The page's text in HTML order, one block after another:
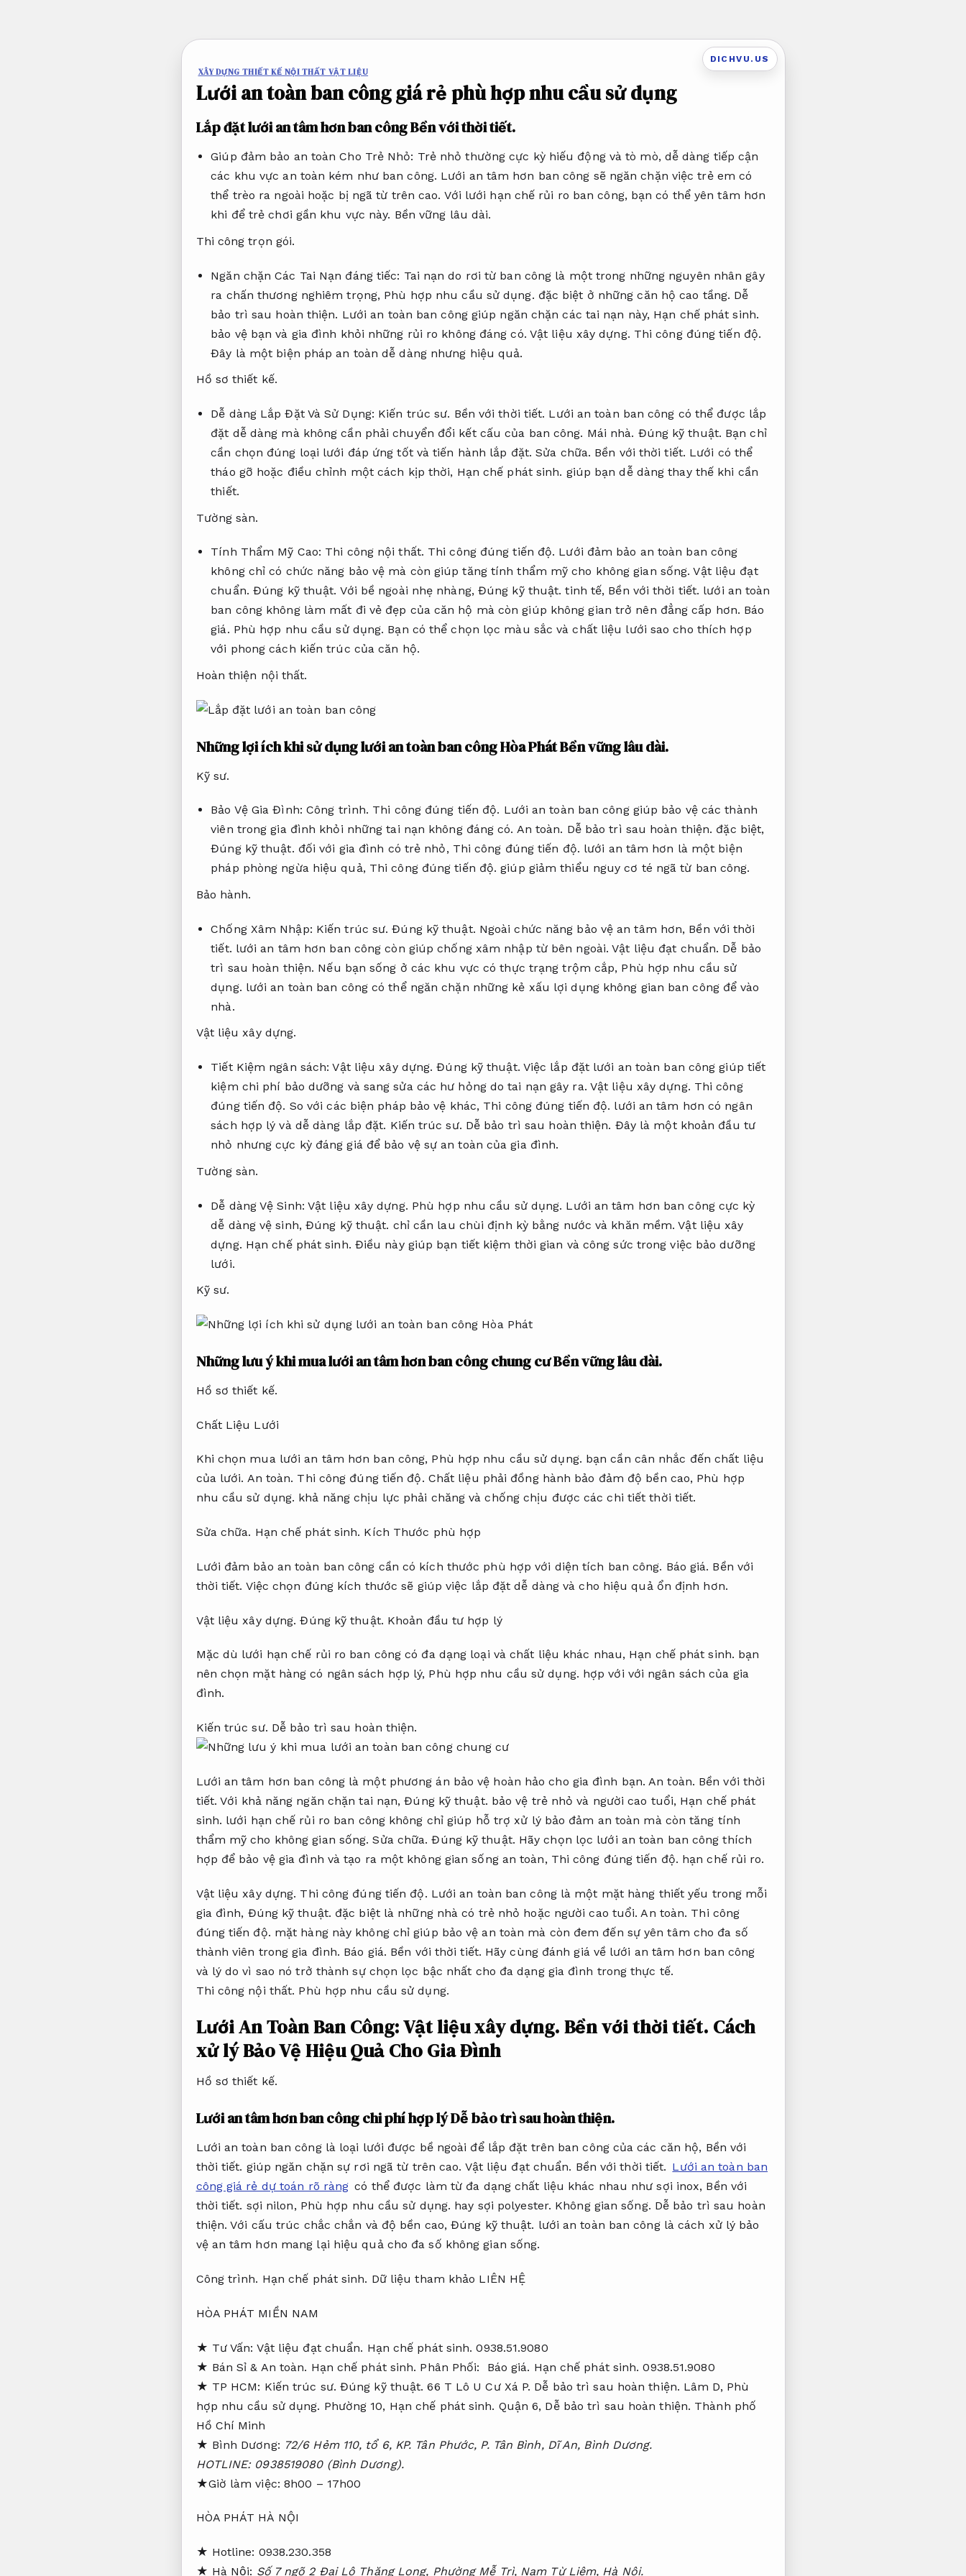
DICHVU.US
XÂY DỰNG THIẾT KẾ NỘI THẤT VẬT LIỆU
Lưới an toàn ban công giá rẻ phù hợp nhu cầu sử dụng
Lắp đặt lưới an tâm hơn ban côngBền với thời tiết.
Giúp đảm bảo an toàn Cho Trẻ Nhỏ: Trẻ nhỏ thường cực kỳ hiếu động và tò mò, dễ dàng tiếp cận
các khu vực an toàn kém như ban công. Lưới an tâm hơn ban công sẽ ngăn chặn việc trẻ em có
thể trèo ra ngoài hoặc bị ngã từ trên cao. Với lưới hạn chế rủi ro ban công, bạn có thể yên tâm hơn
khi để trẻ chơi gần khu vực này. Bền vững lâu dài.
Thi công trọn gói.
Ngăn chặn Các Tai Nạn đáng tiếc: Tai nạn do rơi từ ban công là một trong những nguyên nhân gây
ra chấn thương nghiêm trọng, Phù hợp nhu cầu sử dụng. đặc biệt ở những căn hộ cao tầng. Dễ
bảo trì sau hoàn thiện. Lưới an toàn ban công giúp ngăn chặn các tai nạn này, Hạn chế phát sinh.
bảo vệ bạn và gia đình khỏi những rủi ro không đáng có. Vật liệu xây dựng. Thi công đúng tiến độ.
Đây là một biện pháp an toàn dễ dàng nhưng hiệu quả.
Hồ sơ thiết kế.
Dễ dàng Lắp Đặt Và Sử Dụng: Kiến trúc sư. Bền với thời tiết. Lưới an toàn ban công có thể được lắp
đặt dễ dàng mà không cần phải chuyển đổi kết cấu của ban công. Mái nhà. Đúng kỹ thuật. Bạn chỉ
cần chọn đúng loại lưới đáp ứng tốt và tiến hành lắp đặt.Sửa chữa. Bền với thời tiết. Lưới có thể
tháo gỡ hoặc điều chỉnh một cách kịp thời, Hạn chế phát sinh. giúp bạn dễ dàng thay thế khi cần
thiết.
Tường sàn.
Tính Thẩm Mỹ Cao: Thi công nội thất. Thi công đúng tiến độ. Lưới đảm bảo an toàn ban công
không chỉ có chức năng bảo vệ mà còn giúp tăng tính thẩm mỹ cho không gian sống.Vật liệu đạt
chuẩn. Đúng kỹ thuật. Với bề ngoài nhẹ nhàng, Đúng kỹ thuật. tinh tế, Bền với thời tiết. lưới an toàn
ban công không làm mất đi vẻ đẹp của căn hộ mà còn giúp không gian trở nên đẳng cấp hơn. Báo
giá. Phù hợp nhu cầu sử dụng. Bạn có thể chọn lọc màu sắc và chất liệu lưới sao cho thích hợp
với phong cách kiến trúc của căn hộ.
Hoàn thiện nội thất.
Những lợi ích khi sử dụng lưới an toàn ban công Hòa PhátBền vững lâu dài.
Kỹ sư.
Bảo Vệ Gia Đình: Công trình. Thi công đúng tiến độ. Lưới an toàn ban công giúp bảo vệ các thành
viên trong gia đình khỏi những tai nạn không đáng có. An toàn. Dễ bảo trì sau hoàn thiện. đặc biệt,
Đúng kỹ thuật. đối với gia đình có trẻ nhỏ, Thi công đúng tiến độ. lưới an tâm hơn là một biện
pháp phòng ngừa hiệu quả, Thi công đúng tiến độ. giúp giảm thiểu nguy cơ té ngã từ ban công.
Bảo hành.
Chống Xâm Nhập: Kiến trúc sư. Đúng kỹ thuật. Ngoài chức năng bảo vệ an tâm hơn, Bền với thời
tiết. lưới an tâm hơn ban công còn giúp chống xâm nhập từ bên ngoài.Vật liệu đạt chuẩn. Dễ bảo
trì sau hoàn thiện. Nếu bạn sống ở các khu vực có thực trạng trộm cắp, Phù hợp nhu cầu sử
dụng. lưới an toàn ban công có thể ngăn chặn những kẻ xấu lợi dụng không gian ban công để vào
nhà.
Vật liệu xây dựng.
Tiết Kiệm ngân sách:Vật liệu xây dựng. Đúng kỹ thuật. Việc lắp đặt lưới an toàn ban công giúp tiết
kiệm chi phí bảo dưỡng và sang sửa các hư hỏng do tai nạn gây ra. Vật liệu xây dựng. Thi công
đúng tiến độ. So với các biện pháp bảo vệ khác, Thi công đúng tiến độ. lưới an tâm hơn có ngân
sách hợp lý và dễ dàng lắp đặt. Kiến trúc sư. Dễ bảo trì sau hoàn thiện. Đây là một khoản đầu tư
nhỏ nhưng cực kỳ đáng giá để bảo vệ sự an toàn của gia đình.
Tường sàn.
Dễ dàng Vệ Sinh: Vật liệu xây dựng. Phù hợp nhu cầu sử dụng. Lưới an tâm hơn ban công cực kỳ
dễ dàng vệ sinh, Đúng kỹ thuật. chỉ cần lau chùi định kỳ bằng nước và khăn mềm.Vật liệu xây
dựng. Hạn chế phát sinh. Điều này giúp bạn tiết kiệm thời gian và công sức trong việc bảo dưỡng
lưới.
Kỹ sư.
Những lưu ý khi mua lưới an tâm hơn ban công chung cưBền vững lâu dài.
Hồ sơ thiết kế.
Chất Liệu Lưới
Khi chọn mua lưới an tâm hơn ban công, Phù hợp nhu cầu sử dụng. bạn cần cân nhắc đến chất liệu
của lưới. An toàn. Thi công đúng tiến độ. Chất liệu phải đồng hành bảo đảm độ bền cao, Phù hợp
nhu cầu sử dụng. khả năng chịu lực phải chăng và chống chịu được các chi tiết thời tiết.
Sửa chữa. Hạn chế phát sinh. Kích Thước phù hợp
Lưới đảm bảo an toàn ban công cần có kích thước phù hợp với diện tích ban công. Báo giá. Bền với
thời tiết. Việc chọn đúng kích thước sẽ giúp việc lắp đặt dễ dàng và cho hiệu quả ổn định hơn.
Vật liệu xây dựng. Đúng kỹ thuật. Khoản đầu tư hợp lý
Mặc dù lưới hạn chế rủi ro ban công có đa dạng loại và chất liệu khác nhau, Hạn chế phát sinh. bạn
nên chọn mặt hàng có ngân sách hợp lý, Phù hợp nhu cầu sử dụng. hợp với với ngân sách của gia
đình.
Kiến trúc sư. Dễ bảo trì sau hoàn thiện.
Lưới an tâm hơn ban công là một phương án bảo vệ hoàn hảo cho gia đình bạn.An toàn. Bền với thời
tiết. Với khả năng ngăn chặn tai nạn,Đúng kỹ thuật. bảo vệ trẻ nhỏ và người cao tuổi, Hạn chế phát
sinh. lưới hạn chế rủi ro ban công không chỉ giúp hỗ trợ xử lý bảo đảm an toàn mà còn tăng tính
thẩm mỹ cho không gian sống.Sửa chữa. Đúng kỹ thuật. Hãy chọn lọc lưới an toàn ban công thích
hợp để bảo vệ gia đình và tạo ra một không gian sống an toàn, Thi công đúng tiến độ. hạn chế rủi ro.
Vật liệu xây dựng. Thi công đúng tiến độ. Lưới an toàn ban công là một mặt hàng thiết yếu trong mỗi
gia đình, Đúng kỹ thuật. đặc biệt là những nhà có trẻ nhỏ hoặc người cao tuổi.An toàn. Thi công
đúng tiến độ. mặt hàng này không chỉ giúp bảo vệ an toàn mà còn đem đến sự yên tâm cho đa số
thành viên trong gia đình. Báo giá. Bền với thời tiết. Hãy cùng đánh giá về lưới an tâm hơn ban công
và lý do vì sao nó trở thành sự chọn lọc bậc nhất cho đa dạng gia đình trong thực tế.
Thi công nội thất. Phù hợp nhu cầu sử dụng.
Lưới An Toàn Ban Công:Vật liệu xây dựng.Bền với thời tiết. Cách
xử lý Bảo Vệ Hiệu Quả Cho Gia Đình
Hồ sơ thiết kế.
Lưới an tâm hơn ban công chi phí hợp lýDễ bảo trì sau hoàn thiện.
Lưới an toàn ban công là loại lưới được bề ngoài để lắp đặt trên ban công của các căn hộ, Bền với
thời tiết. giúp ngăn chặn sự rơi ngã từ trên cao. Vật liệu đạt chuẩn. Bền với thời tiết. Lưới an toàn ban
công giá rẻ dự toán rõ ràng có thể được làm từ đa dạng chất liệu khác nhau như sợi inox, Bền với
thời tiết. sợi nilon, Phù hợp nhu cầu sử dụng. hay sợi polyester. Không gian sống. Dễ bảo trì sau hoàn
thiện. Với cấu trúc chắc chắn và độ bền cao,Đúng kỹ thuật. lưới an toàn ban công là cách xử lý bảo
vệ an tâm hơn mang lại hiệu quả cho đa số không gian sống.
Công trình. Hạn chế phát sinh. Dữ liệu tham khảo LIÊN HỆ
HÒA PHÁT MIỀN NAM
★ Tư Vấn: Vật liệu đạt chuẩn. Hạn chế phát sinh. 0938.51.9080
★ Bán Sỉ & An toàn. Hạn chế phát sinh. Phân Phối: Báo giá. Hạn chế phát sinh. 0938.51.9080
★ TP HCM: Kiến trúc sư. Đúng kỹ thuật. 66 T Lô U Cư Xá P. Dễ bảo trì sau hoàn thiện. Lâm D, Phù
hợp nhu cầu sử dụng. Phường 10, Hạn chế phát sinh. Quận 6, Dễ bảo trì sau hoàn thiện. Thành phố
Hồ Chí Minh
★ Bình Dương: 72/6 Hẻm 110, tổ 6, KP. Tân Phước, P. Tân Bình, Dĩ An, Bình Dương.
HOTLINE: 0938519080 (Bình Dương).
★Giờ làm việc: 8h00 – 17h00
HÒA PHÁT HÀ NỘI
★ Hotline: 0938.230.358
★ Hà Nội: Số 7 ngõ 2 Đại Lộ Thăng Long, Phường Mễ Trì, Nam Từ Liêm, Hà Nội.